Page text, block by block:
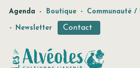
Agenda - Boutique - Communauté /
- Newsletter Contact